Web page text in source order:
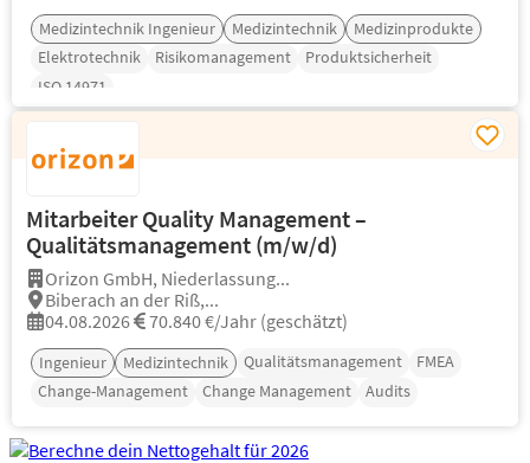
Medizintechnik Ingenieur Medizintechnik
Medizinprodukte
Elektrotechnik
Risikomanagement
Produktsicherheit
ISO 14971
Mitarbeiter Quality Management –
Qualitätsmanagement (m/w/d)
Orizon GmbH, Niederlassung...
Biberach an der Riß,...
04.08.2026
70.840 €/Jahr (geschätzt)
Ingenieur Medizintechnik Qualitätsmanagement
FMEA
Change-Management
Change Management Audits